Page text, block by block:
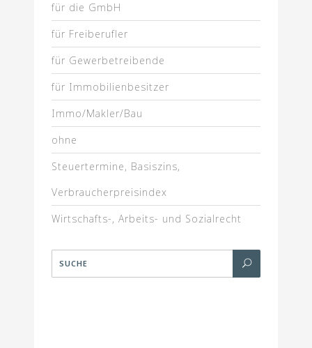
für die GmbH
für Freiberufler
für Gewerbetreibende
für Immobilienbesitzer
Immo/Makler/Bau
ohne
Steuertermine, Basiszins,
Verbraucherpreisindex
Wirtschafts-, Arbeits- und Sozialrecht